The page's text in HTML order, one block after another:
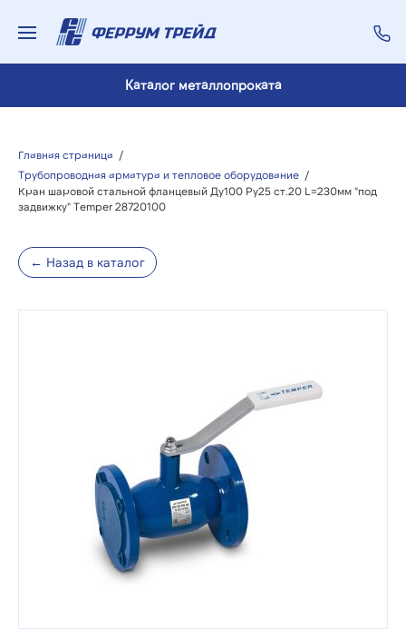
Каталог металлопроката
Главная страница /
Трубопроводная арматура и тепловое оборудование /
Кран шаровой стальной фланцевый Ду100 Ру25 ст.20 L=230мм "под
задвижку" Temper 28720100
← Назад в каталог